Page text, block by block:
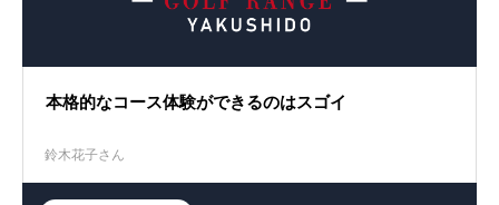
本格的なコース体験ができるのはスゴイ
鈴木花子さん